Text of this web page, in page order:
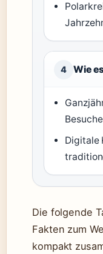
4 Wie
Digitale
Die folgende
Fakten zum
kompakt